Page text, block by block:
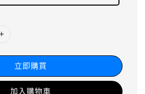
立即購買
加入購物車